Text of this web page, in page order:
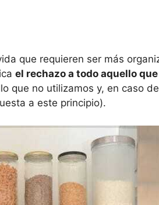
que requieren ser más
el rechazo a todo aquello
no utilizamos y, en caso
a este principio).